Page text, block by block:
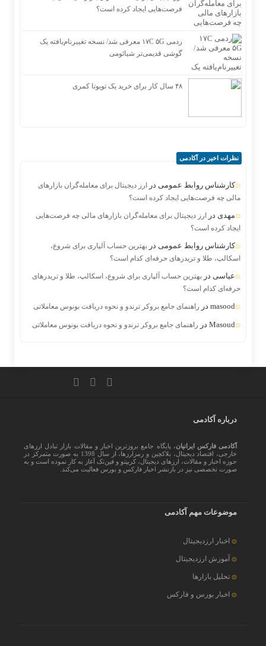
فرصت‌هایی ایجاد کرده است؟
ردمی ۱۷C ۵G معرفی شد/ نسخه تغییرنام‌یافته یک
گوشی قدیمی‌تر شیائومی
۴۸ سال کار برای خرید یک تویوتا کمری
نظرات اخیر در آکادمی
کارشناس روابط عمومی در
ارز دیجیتال برای معامله‌گران بازارهای
مالی چه فرصت‌هایی ایجاد کرده است؟
مهدی در
ارز دیجیتال برای معامله‌گران بازارهای مالی چه فرصت‌هایی
ایجاد کرده است؟
کارشناس روابط عمومی در بهترین حساب آلپاری برای شروع،
اسکالپ، طلا و تریدرهای حرفه‌ای کدام است؟
عباسی در بهترین حساب آلپاری برای شروع، اسکالپ، طلا و تریدرهای
حرفه‌ای کدام است؟
masood در راهنمای جامع بروکر ترندو و نحوه دریافت بونوس معاملاتی
Masoud در راهنمای جامع بروکر ترندو و نحوه دریافت بونوس معاملاتی
درباره آکادمی
آکادمی فارکس ایرانیان، پایگاه جامع بروزترین اخبار و مقالات بازار تبادل ارزهای
خارجی، اقتصاد دیجیتال، بلاکچین و رمزارزها، از سال 1398 به صورت متمرکز در
حوزه اخبار و مقالات، ارزهای‌ دیجیتال، کریپتو و فین‌تک آغاز به کار نموده است و به
صورت تخصصی نیز در بازنشر اخبار فارکس و بورس فعالیت می‌کند.
موضوعات مهم آکادمی
اخبار ارزدیجیتال
آموزش ارزدیجیتال
تحلیل بازارها
اخبار بورس و فارکس